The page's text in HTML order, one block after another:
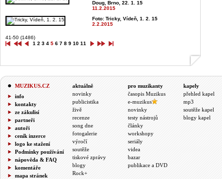
Doug, Brno, 22. 1. 15
11.2.2015
Foto: Tricky, Vídeň, 1. 2. 15
2.2.2015
41-50 (1486)
1 2 3 4 5 6 7 8 9 10 11
MUZIKUS.CZ
info
kontakty
ze zákulisí
partneři
autoři
ceník inzerce
logo ke stažení
Podmínky používání
nápověda & FAQ
komentáře
mapa stránek
aktuálně
novinky
publicistika
živě
recenze
song dne
fotogalerie
výročí
soutěže
tiskové zprávy
blogy
Rock+
pro muzikanty
časopis Muzikus
e-muzikus
novinky
testy nástrojů
články
workshopy
seriály
videa
bazar
publikace a DVD
kapely
přehled kapel
mp3
soutěže kapel
blogy kapel